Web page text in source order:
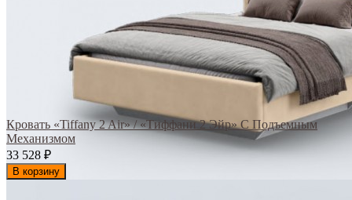
Кровать «Tiffany 2 Air» / «Тиффани 2 Эйр» С Подъемным
Механизмом
33 528 ₽
В корзину